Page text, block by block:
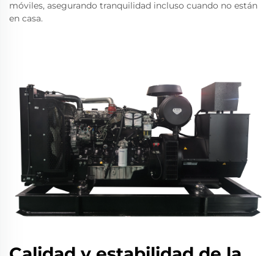
móviles, asegurando tranquilidad incluso cuando no están
en casa.